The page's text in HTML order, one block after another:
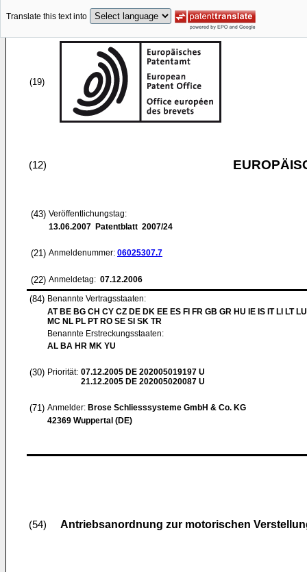
Translate this text into
(19)
(12)
(43) Veröffentlichungstag:
13.06.2007 Patentblatt 2007/24
(21) Anmeldenummer: 06025307.7
(22) Anmeldetag: 07.12.2006
(84) Benannte Vertragsstaaten:
AT BE BG CH CY CZ DE DK EE ES FI FR GB GR HU IE IS IT LI LT
MC NL PL PT RO SE SI SK TR
Benannte Erstreckungsstaaten:
AL BA HR MK YU
(30) Priorität: 07.12.2005 DE 202005019197 U
21.12.2005 DE 202005020087 U
(71) Anmelder: Brose Schliesssysteme GmbH & Co. KG
42369 Wuppertal (DE)
(54) Antriebsanordnung zur motorischen